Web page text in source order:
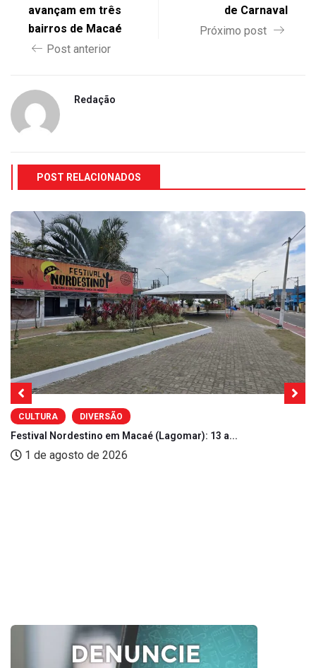
avançam em três
bairros de Macaé
Post anterior
de Carnaval
Próximo post
Redação
POST RELACIONADOS
CULTURA DIVERSÃO
Festival Nordestino em Macaé (Lagomar): 13 a...
1 de agosto de 2026